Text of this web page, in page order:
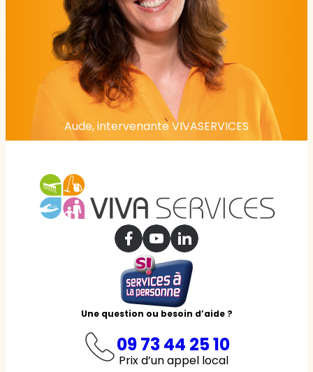
Aude, intervenante VIVASERVICES
Une question ou besoin d’aide ?
09 73 44 25 10
Prix d’un appel local